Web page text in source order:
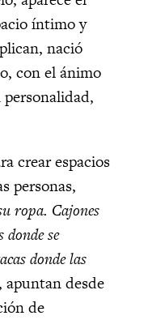
íntimo y
nació
con el ánimo
crear espacios
personas,
ropa. Cajones
se
donde las
, apuntan desde
de